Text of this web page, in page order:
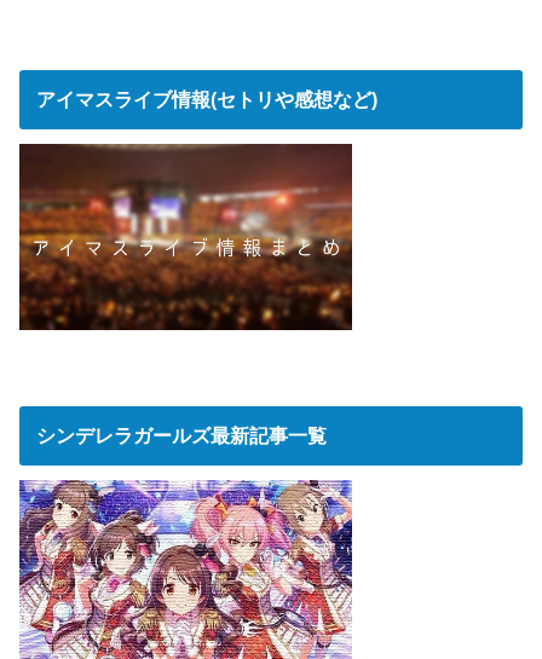
アイマスライブ情報(セトリや感想など)
シンデレラガールズ最新記事一覧